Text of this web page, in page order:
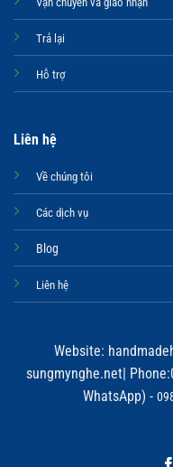
Trả lại
Hỗ trợ
Liên hệ
Về chúng tôi
Các dịch vụ
Blog
Liên hệ
Website:
sungmynghe.net|
WhatsApp) -